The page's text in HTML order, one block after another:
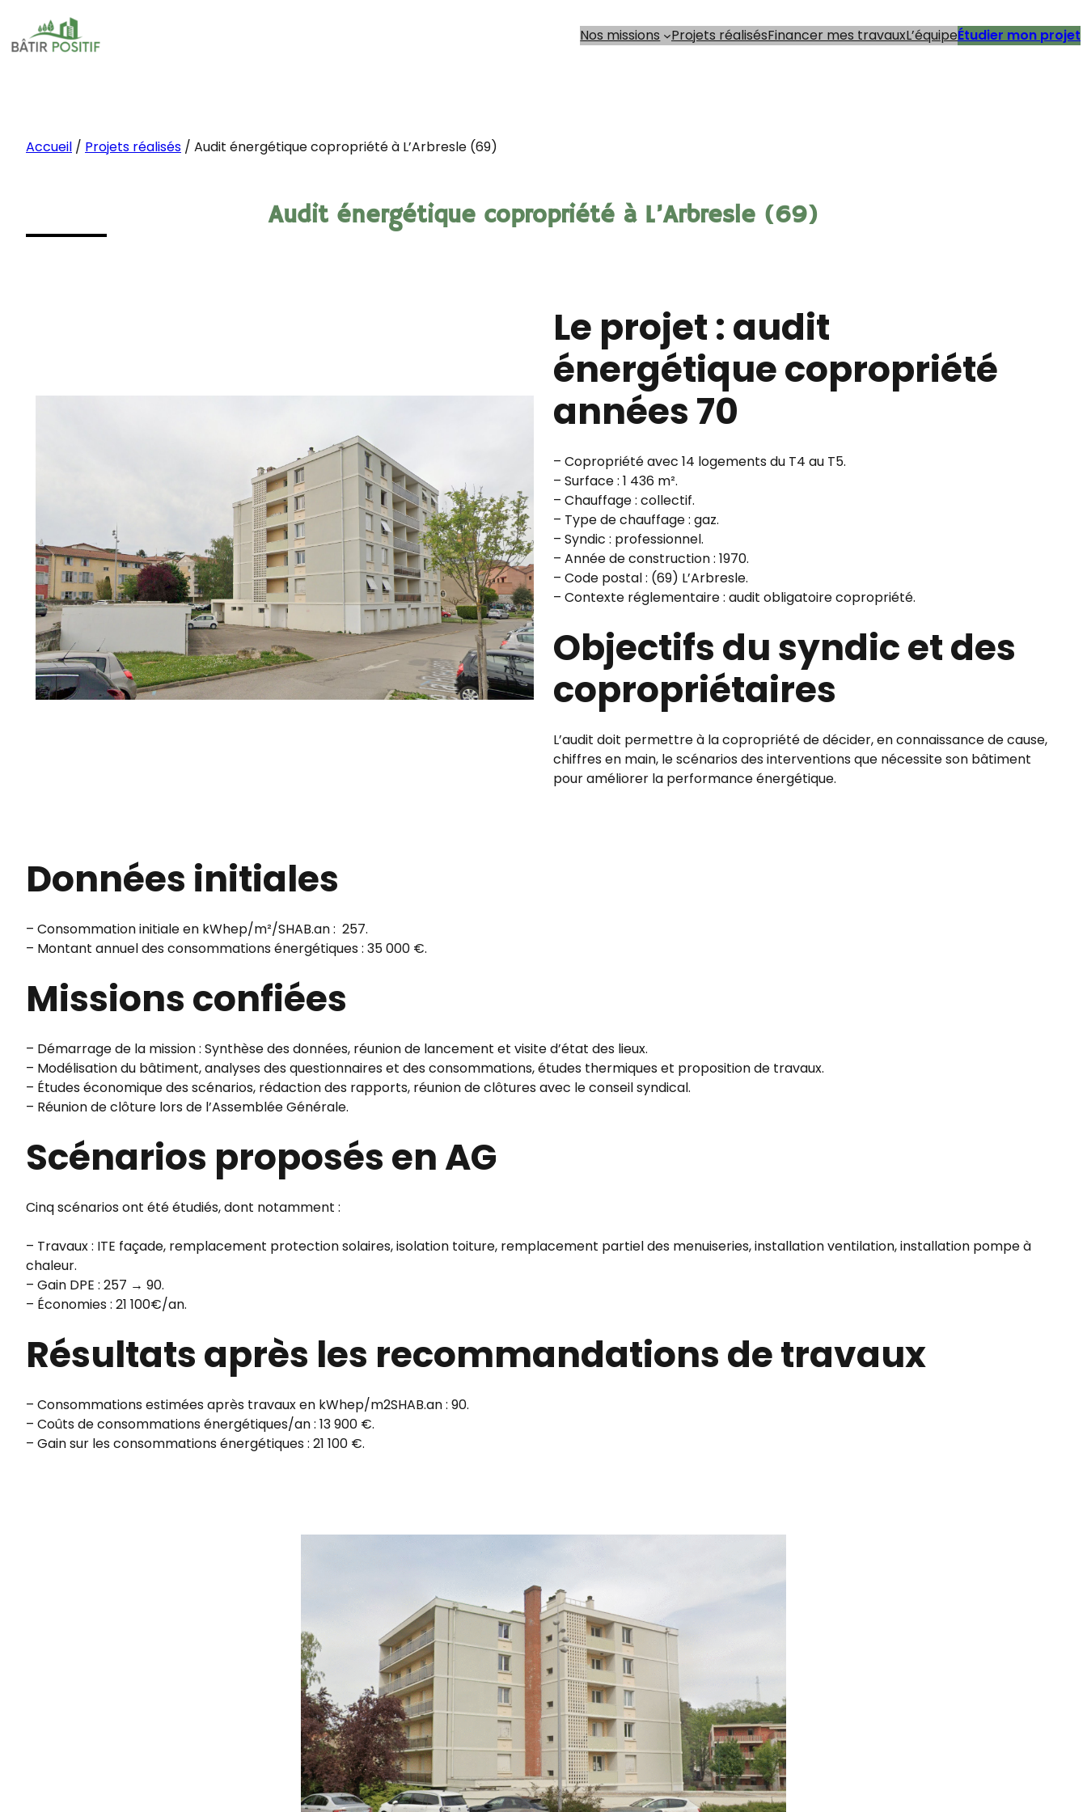
Nos missions Projets réalisésFinancer mes travauxL’équipeÉtudier mon projet
Accueil / Projets réalisés / Audit énergétique copropriété à L’Arbresle (69)
Audit énergétique copropriété à L’Arbresle (69)
Le projet : audit
énergétique copropriété
années 70
– Copropriété avec 14 logements du T4 au T5.
– Surface : 1 436 m².
– Chauffage : collectif.
– Type de chauffage : gaz.
– Syndic : professionnel.
– Année de construction : 1970.
– Code postal : (69) L’Arbresle.
– Contexte réglementaire : audit obligatoire copropriété.
Objectifs du syndic et des
copropriétaires
L’audit doit permettre à la copropriété de décider, en connaissance de cause,
chiffres en main, le scénarios des interventions que nécessite son bâtiment
pour améliorer la performance énergétique.
Données initiales
– Consommation initiale en kWhep/m²/SHAB.an : 257.
– Montant annuel des consommations énergétiques : 35 000 €.
Missions confiées
– Démarrage de la mission : Synthèse des données, réunion de lancement et visite d’état des lieux.
– Modélisation du bâtiment, analyses des questionnaires et des consommations, études thermiques et proposition de travaux.
– Études économique des scénarios, rédaction des rapports, réunion de clôtures avec le conseil syndical.
– Réunion de clôture lors de l’Assemblée Générale.
Scénarios proposés en AG
Cinq scénarios ont été étudiés, dont notamment :
– Travaux : ITE façade, remplacement protection solaires, isolation toiture, remplacement partiel des menuiseries, installation ventilation, installation pompe à
chaleur.
– Gain DPE : 257 → 90.
– Économies : 21 100€/an.
Résultats après les recommandations de travaux
– Consommations estimées après travaux en kWhep/m2SHAB.an : 90.
– Coûts de consommations énergétiques/an : 13 900 €.
– Gain sur les consommations énergétiques : 21 100 €.